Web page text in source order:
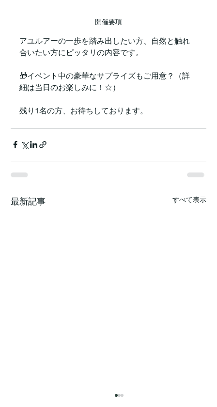
開催要項
アユルアーの一歩を踏み出したい方、自然と触れ
合いたい方にピッタリの内容です。
🎁イベント中の豪華なサプライズもご用意？（詳
細は当日のお楽しみに！☆）
残り1名の方、お待ちしております。
最新記事 すべて表示